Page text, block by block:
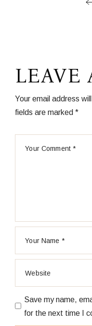
LEAVE
Your email address
fields are marked*
Save my name,
for the next time I